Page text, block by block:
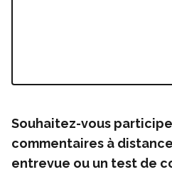
Souhaitez-vous
commentaires à
entrevue ou un test de